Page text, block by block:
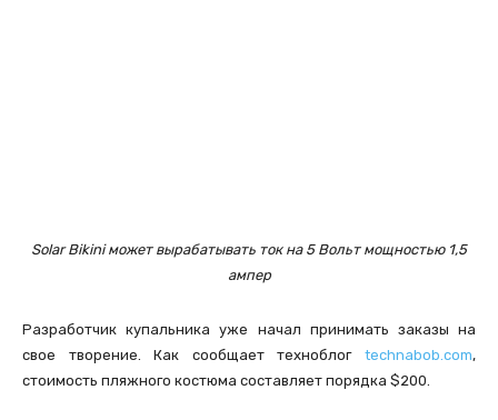
Solar Bikini может вырабатывать ток на 5 Вольт мощностью 1,5
ампер
Разработчик купальника уже начал принимать заказы на
свое творение. Как сообщает техноблог technabob.com,
стоимость пляжного костюма составляет порядка $200.